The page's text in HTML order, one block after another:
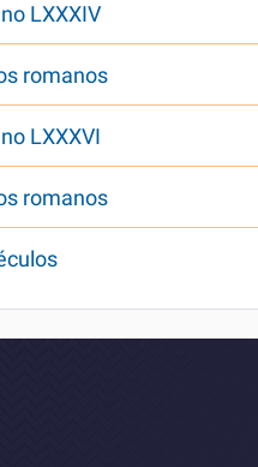
LXXXIV
romanos
LXXXVI
romanos